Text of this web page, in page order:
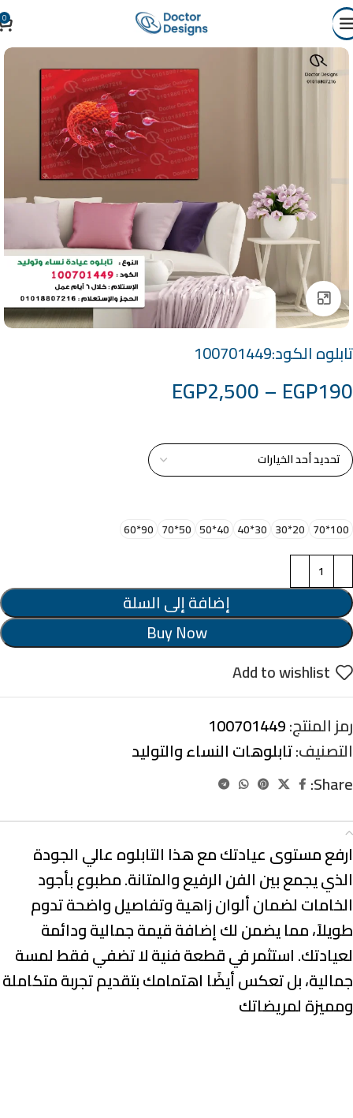
0
Click to enlarge
تابلوه الكود:100701449
EGP190
–
EGP2,500
100*70
20*30
30*40
40*50
50*70
90*60
إضافة إلى السلة
Buy Now
Add to wishlist
رمز المنتج:100701449
التصنيف:تابلوهات النساء والتوليد
Share:
ارفع مستوى عيادتك مع هذا التابلوه عالي الجودة
الذي يجمع بين الفن الرفيع والمتانة. مطبوع بأجود
الخامات لضمان ألوان زاهية وتفاصيل واضحة تدوم
طويلاً، مما يضمن لك إضافة قيمة جمالية ودائمة
لعيادتك. استثمر في قطعة فنية لا تضفي فقط لمسة
جمالية، بل تعكس أيضًا اهتمامك بتقديم تجربة متكاملة
ومميزة لمريضاتك